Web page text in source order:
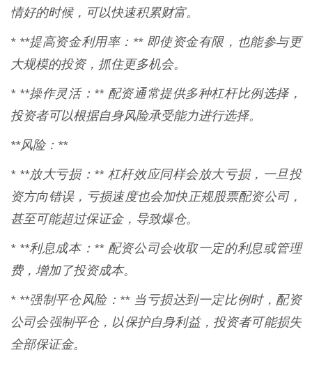
情好的时候，可以快速积累财富。
* **提高资金利用率：** 即使资金有限，也能参与更
大规模的投资，抓住更多机会。
* **操作灵活：** 配资通常提供多种杠杆比例选择，
投资者可以根据自身风险承受能力进行选择。
**风险：**
* **放大亏损：** 杠杆效应同样会放大亏损，一旦投
资方向错误，亏损速度也会加快正规股票配资公司，
甚至可能超过保证金，导致爆仓。
* **利息成本：** 配资公司会收取一定的利息或管理
费，增加了投资成本。
* **强制平仓风险：** 当亏损达到一定比例时，配资
公司会强制平仓，以保护自身利益，投资者可能损失
全部保证金。